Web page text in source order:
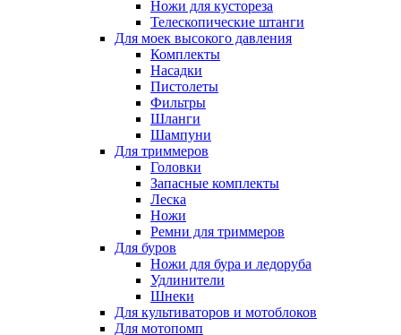
Ножи для кустореза
Телескопические штанги
Для моек высокого давления
Комплекты
Насадки
Пистолеты
Фильтры
Шланги
Шампуни
Для триммеров
Головки
Запасные комплекты
Леска
Ножи
Ремни для триммеров
Для буров
Ножи для бура и ледоруба
Удлинители
Шнеки
Для культиваторов и мотоблоков
Для мотопомп